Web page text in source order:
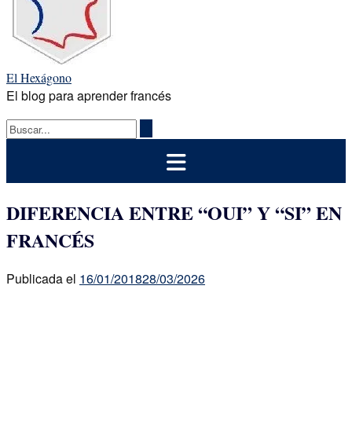
El Hexágono
El blog para aprender francés
DIFERENCIA ENTRE “OUI” Y “SI” EN
FRANCÉS
Publicada el 16/01/201828/03/2026